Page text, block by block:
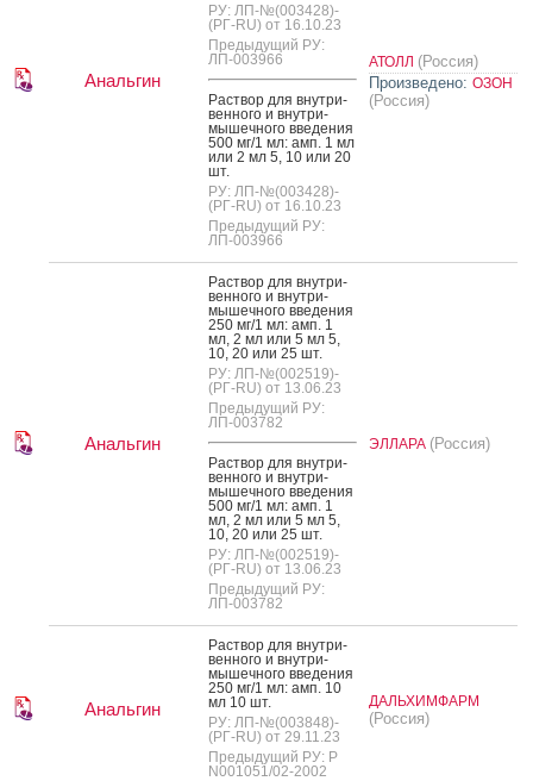
Анальгин
РУ: ЛП-№(003428)-
(РГ-RU) от 16.10.23
Предыдущий РУ:
ЛП-003966
Рас­твор для внут­ри­
вен­но­го и внут­ри­
мышеч­но­го вве­дения
500 мг/1 мл: амп. 1 мл
или 2 мл 5, 10 или 20
шт.
РУ: ЛП-№(003428)-
(РГ-RU) от 16.10.23
Предыдущий РУ:
ЛП-003966
АТОЛЛ (Россия)
Произведено: ОЗОН
(Россия)
Анальгин
Рас­твор для внут­ри­
вен­но­го и внут­ри­
мышеч­но­го вве­дения
250 мг/1 мл: амп. 1
мл, 2 мл или 5 мл 5,
10, 20 или 25 шт.
РУ: ЛП-№(002519)-
(РГ-RU) от 13.06.23
Предыдущий РУ:
ЛП-003782
Рас­твор для внут­ри­
вен­но­го и внут­ри­
мышеч­но­го вве­дения
500 мг/1 мл: амп. 1
мл, 2 мл или 5 мл 5,
10, 20 или 25 шт.
РУ: ЛП-№(002519)-
(РГ-RU) от 13.06.23
Предыдущий РУ:
ЛП-003782
ЭЛЛАРА (Россия)
Анальгин
Рас­твор для внут­ри­
вен­но­го и внут­ри­
мышеч­но­го вве­дения
250 мг/1 мл: амп. 10
мл 10 шт.
РУ: ЛП-№(003848)-
(РГ-RU) от 29.11.23
Предыдущий РУ: Р
N001051/02-2002
ДАЛЬХИМФАРМ
(Россия)